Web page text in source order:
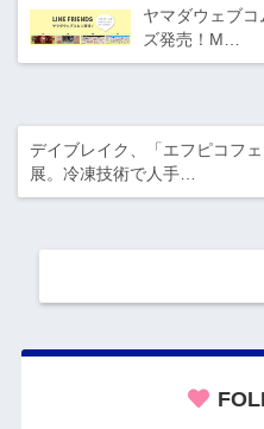
ヤマダウェブ
ズ発売！M…
デイブレイク、「エフピコフ
展。冷凍技術で人手…